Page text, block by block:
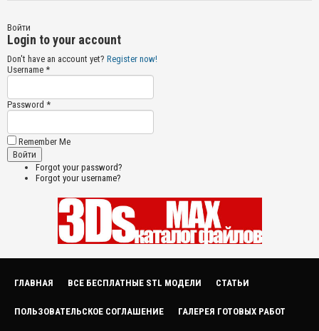
Войти
Login to your account
Don't have an account yet? Register now!
Username *
Password *
Remember Me
Forgot your password?
Forgot your username?
ГЛАВНАЯ ВСЕ БЕСПЛАТНЫЕ STL МОДЕЛИ СТАТЬИ
ПОЛЬЗОВАТЕЛЬСКОЕ СОГЛАШЕНИЕ ГАЛЕРЕЯ ГОТОВЫХ РАБОТ